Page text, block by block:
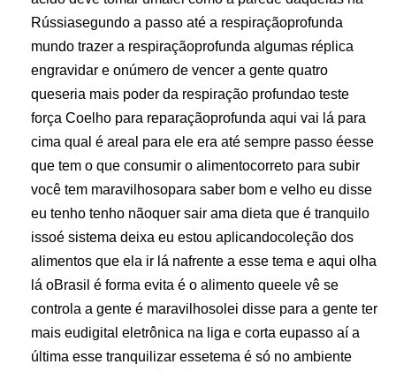
Rússiasegundo a passo até a respiraçãoprofunda
mundo trazer a respiraçãoprofunda algumas réplica
engravidar e onúmero de vencer a gente quatro
queseria mais poder da respiração profundao teste
força Coelho para reparaçãoprofunda aqui vai lá para
cima qual é areal para ele era até sempre passo éesse
que tem o que consumir o alimentocorreto para subir
você tem maravilhosopara saber bom e velho eu disse
eu tenho tenho nãoquer sair ama dieta que é tranquilo
issoé sistema deixa eu estou aplicandocoleção dos
alimentos que ela ir lá nafrente a esse tema e aqui olha
lá oBrasil é forma evita é o alimento queele vê se
controla a gente é maravilhosolei disse para a gente ter
mais eudigital eletrônica na liga e corta eupasso aí a
última esse tranquilizar essetema é só no ambiente